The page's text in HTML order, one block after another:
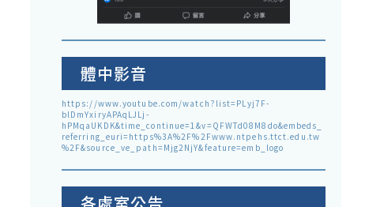
體中影音
https://www.youtube.com/watch?list=PLyj7F-
blDmYxiryAPAqLJLj-
hPMqaUKDK&time_continue=1&v=QFWTd08M8do&embeds_
referring_euri=https%3A%2F%2Fwww.ntpehs.ttct.edu.tw
%2F&source_ve_path=Mjg2NjY&feature=emb_logo